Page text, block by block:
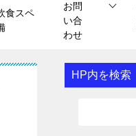
食スペ
お問
い合
わせ
HP内を検索